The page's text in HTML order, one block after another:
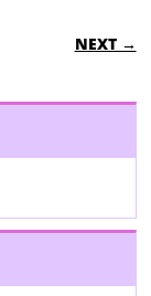
NEXT →